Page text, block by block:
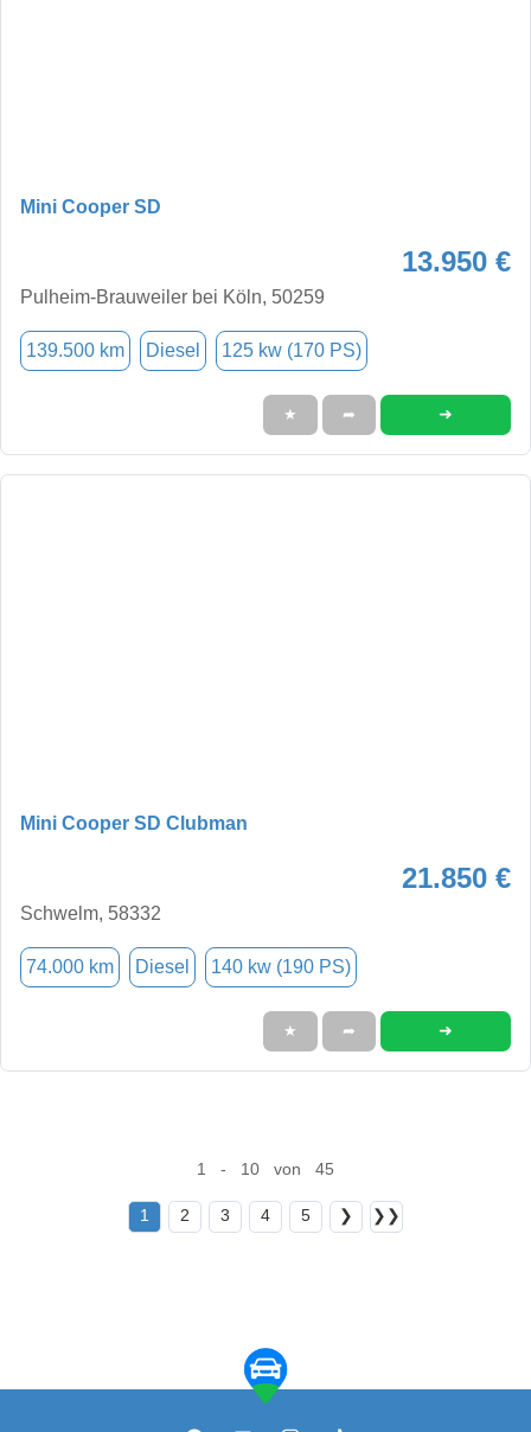
Mini Cooper SD
13.950 €
Pulheim-Brauweiler bei Köln, 50259
139.500 km Diesel 125 kw (170 PS)
★ ➦ ➜
Mini Cooper SD Clubman
21.850 €
Schwelm, 58332
74.000 km Diesel 140 kw (190 PS)
★ ➦ ➜
1 - 10 von 45
1 2 3 4 5 ❯ ❯❯